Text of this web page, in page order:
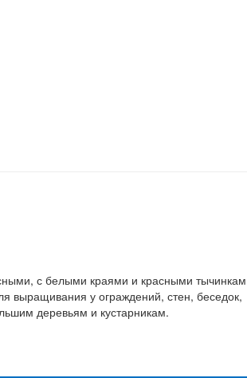
с белыми краями и красными
выращивания у ограждений, стен, беседок,
деревьям и кустарникам.